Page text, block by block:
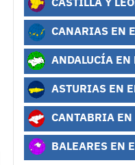
CANARIAS EN
ANDALUCÍA EN
ASTURIAS EN
CANTABRIA EN
BALEARES EN